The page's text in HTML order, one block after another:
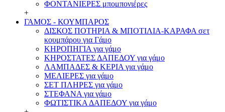
ΦΟΝΤΑΝΙΕΡΕΣ μπομπονιέρες
+
ΓΑΜΟΣ - ΚΟΥΜΠΑΡΟΣ
ΔΙΣΚΟΣ ΠΟΤΗΡΙΑ & ΜΠΟΤΙΛΙΑ-ΚΑΡΑΦΑ σετ
κουμπάρου για Γάμο
ΚΗΡΟΠΗΓΙΑ για γάμο
ΚΗΡΟΣΤΑΤΕΣ ΔΑΠΕΔΟΥ για γάμο
ΛΑΜΠΑΔΕΣ & ΚΕΡΙΑ για γάμο
ΜΕΛΙΕΡΕΣ για γάμο
ΣΕΤ ΠΛΗΡΕΣ για γάμο
ΣΤΕΦΑΝΑ για γάμο
ΦΩΤΙΣΤΙΚΑ ΔΑΠΕΔΟΥ για γάμο